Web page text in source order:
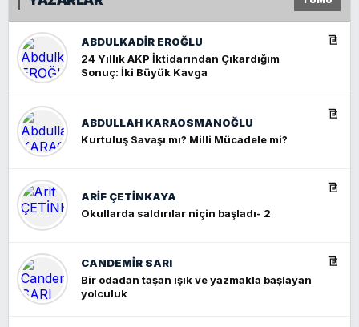
ABDULKADIR EROĞLU
24 Yıllık AKP İktidarından Çıkardığım
Sonuç: İki Büyük Kavga
ABDULLAH KARAOSMANOĞLU
Kurtuluş Savaşı mı? Milli Mücadele mi?
ARIF ÇETİNKAYA
Okullarda saldırılar niçin başladı- 2
CANDEMIR SARI
Bir odadan taşan ışık ve yazmakla başlayan
yolculuk